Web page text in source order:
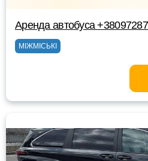
Аренда автобуса
МІЖМІСЬКІ